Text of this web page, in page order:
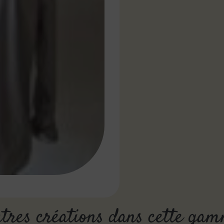
créations dans cette